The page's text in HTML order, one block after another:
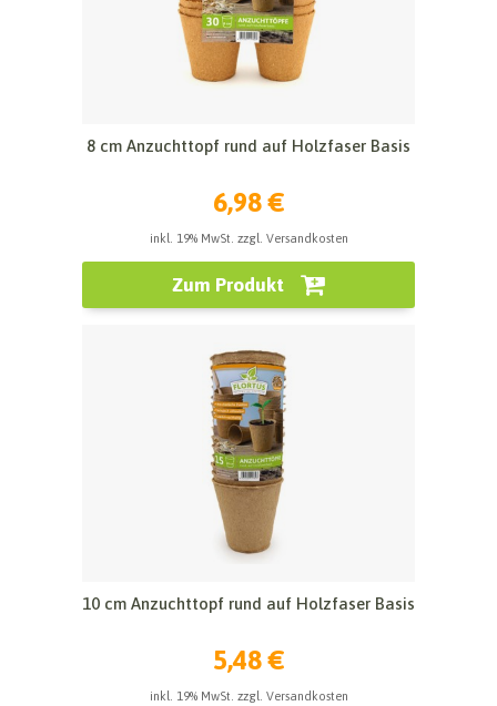
8 cm Anzuchttopf rund auf Holzfaser Basis
6,98 €
inkl. 19% MwSt. zzgl. Versandkosten
Zum Produkt
10 cm Anzuchttopf rund auf Holzfaser Basis
5,48 €
inkl. 19% MwSt. zzgl. Versandkosten